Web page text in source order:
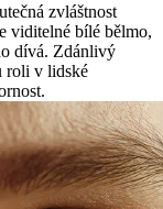
zvláštnost
viditelné bílé bělmo,
dívá. Zdánlivý
roli v lidské